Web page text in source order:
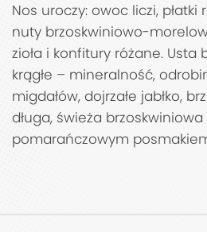
Nos uroczy: owoc liczi,
nuty brzoskwiniowo-
zioła i konfitury różane. Usta
krągłe – mineralność,
migdałów, dojrzałe jabłko,
długa, świeża
pomarańczowym